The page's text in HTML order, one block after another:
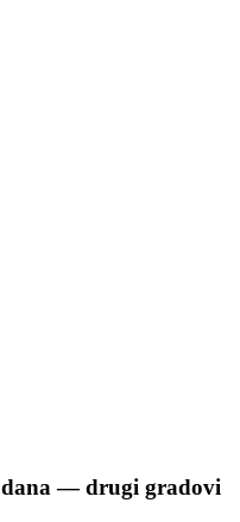
dana — drugi gradovi